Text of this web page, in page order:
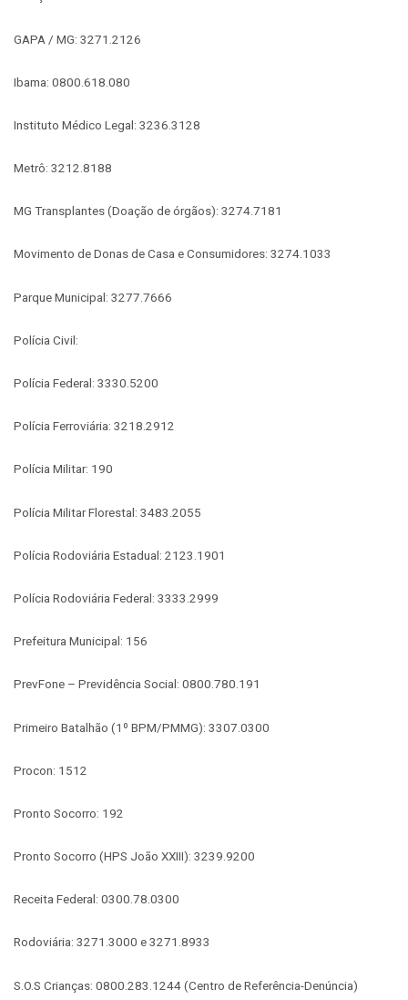
GAPA / MG: 3271.2126
Ibama: 0800.618.080
Instituto Médico Legal: 3236.3128
Metrô: 3212.8188
MG Transplantes (Doação de órgãos): 3274.7181
Movimento de Donas de Casa e Consumidores: 3274.1033
Parque Municipal: 3277.7666
Polícia Civil:
Polícia Federal: 3330.5200
Polícia Ferroviária: 3218.2912
Polícia Militar: 190
Polícia Militar Florestal: 3483.2055
Polícia Rodoviária Estadual: 2123.1901
Polícia Rodoviária Federal: 3333.2999
Prefeitura Municipal: 156
PrevFone – Previdência Social: 0800.780.191
Primeiro Batalhão (1º BPM/PMMG): 3307.0300
Procon: 1512
Pronto Socorro: 192
Pronto Socorro (HPS João XXIII): 3239.9200
Receita Federal: 0300.78.0300
Rodoviária: 3271.3000 e 3271.8933
S.O.S Crianças: 0800.283.1244 (Centro de Referência-Denúncia)